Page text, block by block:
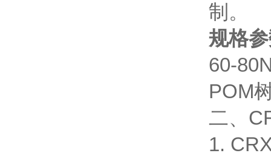
制。
规格
60-
POM
二、
1.